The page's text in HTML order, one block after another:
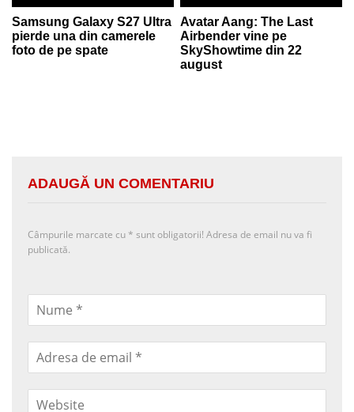
Samsung Galaxy S27 Ultra
pierde una din camerele
foto de pe spate
Avatar Aang: The Last
Airbender vine pe
SkyShowtime din 22
august
ADAUGĂ UN COMENTARIU
Câmpurile marcate cu * sunt obligatorii! Adresa de email nu va fi
publicată.